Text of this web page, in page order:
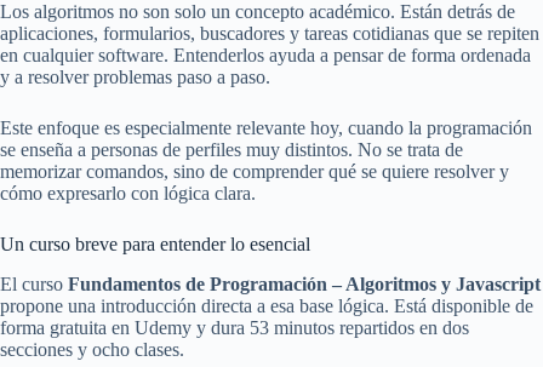
Los algoritmos no son solo un concepto académico. Están detrás de
aplicaciones, formularios, buscadores y tareas cotidianas que se repiten
en cualquier software. Entenderlos ayuda a pensar de forma ordenada
y a resolver problemas paso a paso.
Este enfoque es especialmente relevante hoy, cuando la programación
se enseña a personas de perfiles muy distintos. No se trata de
memorizar comandos, sino de comprender qué se quiere resolver y
cómo expresarlo con lógica clara.
Un curso breve para entender lo esencial
El curso Fundamentos de Programación – Algoritmos y Javascript
propone una introducción directa a esa base lógica. Está disponible de
forma gratuita en Udemy y dura 53 minutos repartidos en dos
secciones y ocho clases.